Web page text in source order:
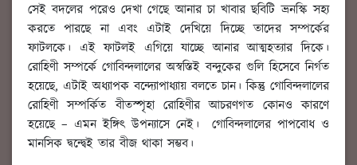
সেই বদলের পরেও দেখা গেছে আনার চা খাবার ছবিটি ভ্রনস্কি সহ্য
করতে পারছে না এবং এটাই দেখিয়ে দিচ্ছে তাদের সম্পর্কের
ফাটলকে। এই ফাটলই এগিয়ে যাচ্ছে আনার আত্মহত্যার দিকে।
রোহিণী সম্পর্কে গোবিন্দলালের অস্বস্তিই বন্দুকের গুলি হিসেবে নির্গত
হয়েছে, এটাই অধ্যাপক বন্দ্যোপাধ্যায় বলতে চান। কিন্তু গোবিন্দলালের
রোহিণী সম্পর্কিত বীতস্পৃহা রোহিণীর আচরণগত কোনও কারণে
হয়েছে – এমন ইঙ্গিৎ উপন্যাসে নেই। গোবিন্দলালের পাপবোধ ও
মানসিক দ্বন্দ্বেই তার বীজ থাকা সম্ভব।